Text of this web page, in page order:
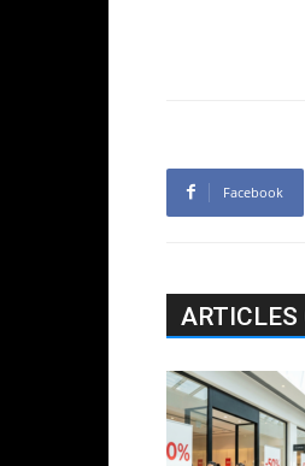
Facebook
ARTICLES